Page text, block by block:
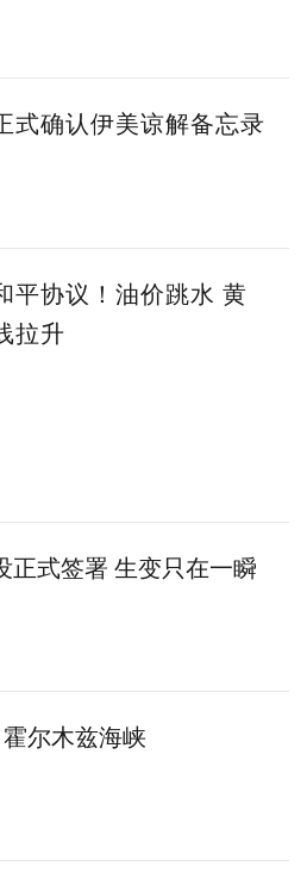
式确认伊美谅解备忘录
平协议！油价跳水 黄
拉升
正式签署 生变只在一瞬
尔木兹海峡